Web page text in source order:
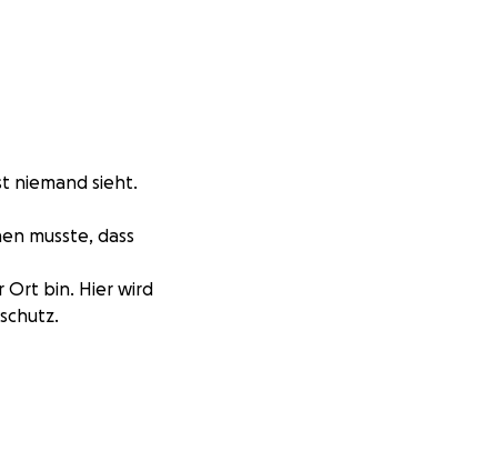
niemand sieht.
musste, dass
Ort bin. Hier wird
und trotzdem